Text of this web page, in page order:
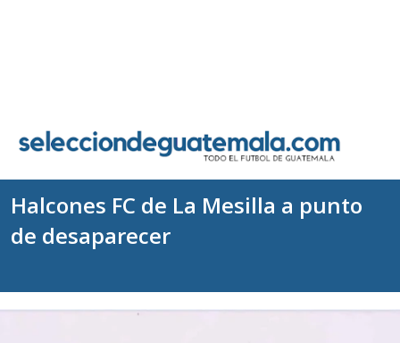
Halcones FC de La Mesilla a punto
de desaparecer